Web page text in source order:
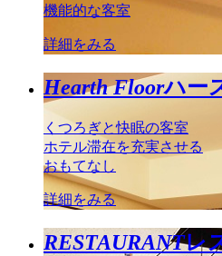
機能的な客室
詳細をみる
Hearth Floorハー
くつろぎと快眠の客室
ホテル滞在を充実させる
おもてなし
詳細をみる
RESTAURANTレ